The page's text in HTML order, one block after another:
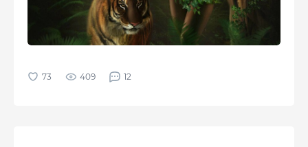
409 12